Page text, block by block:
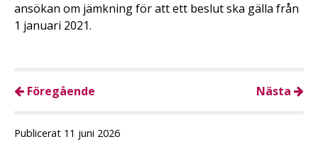
ansökan om jämkning för att ett beslut ska gälla från
1 januari 2021.
Föregående Nästa
Publicerat 11 juni 2026